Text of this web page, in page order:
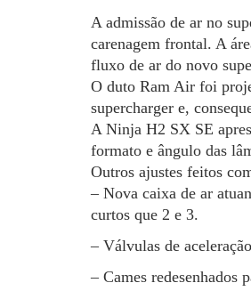
A admissão de ar no
carenagem frontal. A
fluxo de ar do novo
O duto Ram Air foi
supercharger e,
A Ninja H2 SX SE
formato e ângulo das
Outros ajustes feitos
– Nova caixa de ar
curtos que 2 e 3.
– Válvulas de
– Cames redesenhados